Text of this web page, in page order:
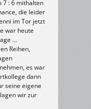
7 : 6 mithalten
die leider
im Tor jetzt
war heute
…
Reihen,
es war
dann
seine eigene
wir zur